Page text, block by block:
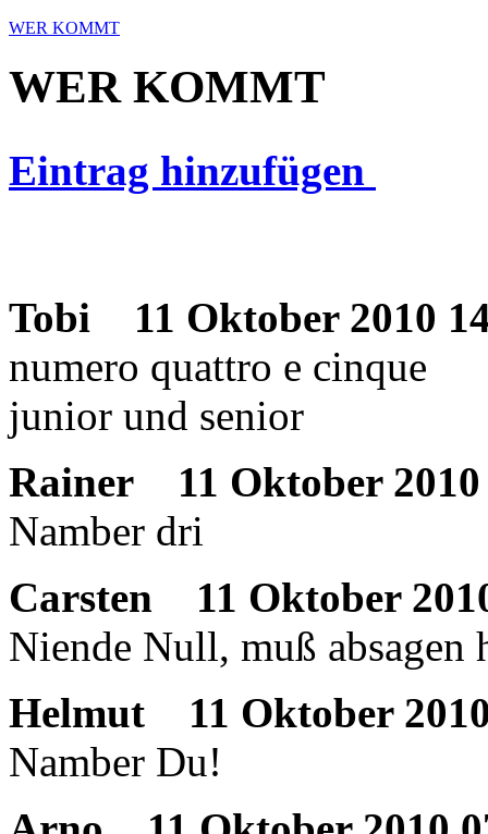
WER KOMMT
WER KOMMT
Eintrag hinzufügen
Tobi
11 Oktober 2010
numero quattro e cinque
junior und senior
Rainer
11 Oktober
Namber dri
Carsten
11 Oktober
Niende Null, muß absagen
Helmut
11 Oktober
Namber Du!